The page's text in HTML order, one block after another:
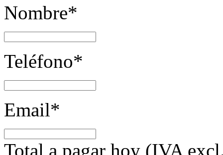
Nombre*
Teléfono*
Email*
Total a pagar hoy (IVA